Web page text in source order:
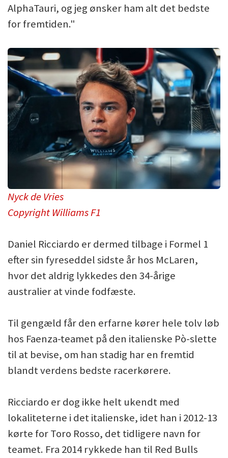
AlphaTauri, og jeg ønsker ham alt det bedste
for fremtiden."
Nyck de Vries
Copyright Williams F1
Daniel Ricciardo er dermed tilbage i Formel 1
efter sin fyreseddel sidste år hos McLaren,
hvor det aldrig lykkedes den 34-årige
australier at vinde fodfæste.
Til gengæld får den erfarne kører hele tolv løb
hos Faenza-teamet på den italienske Pò-slette
til at bevise, om han stadig har en fremtid
blandt verdens bedste racerkørere.
Ricciardo er dog ikke helt ukendt med
lokaliteterne i det italienske, idet han i 2012-13
kørte for Toro Rosso, det tidligere navn for
teamet. Fra 2014 rykkede han til Red Bulls